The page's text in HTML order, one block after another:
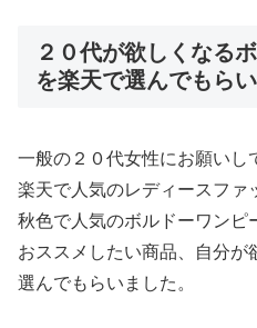
２０代が欲しくなる
を楽天で選んでもら
一般の２０代女性にお願いし
楽天で人気のレディースファ
秋色で人気のボルドーワンピ
おススメしたい商品、自分が
選んでもらいました。